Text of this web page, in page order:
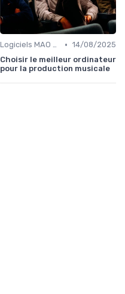
Logiciels MAO et DAW • 14/08/2025
Choisir le meilleur ordinateur
pour la production musicale